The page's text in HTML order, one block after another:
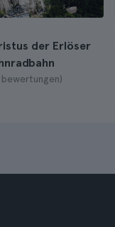
der Erlöser